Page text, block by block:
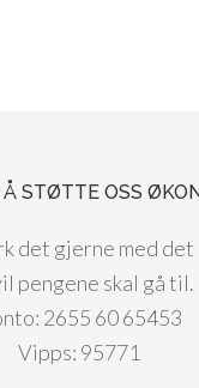
STØTTE OSS
det gjerne med det
pengene skal gå til.
2655 60 65453
Vipps: 95771